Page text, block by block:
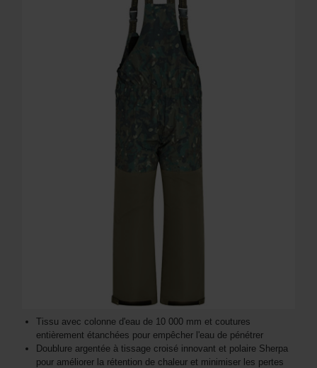
Tissu avec colonne d'eau de 10 000 mm et coutures
entièrement étanchées pour empêcher l'eau de pénétrer
Doublure argentée à tissage croisé innovant et polaire Sherpa
pour améliorer la rétention de chaleur et minimiser les pertes